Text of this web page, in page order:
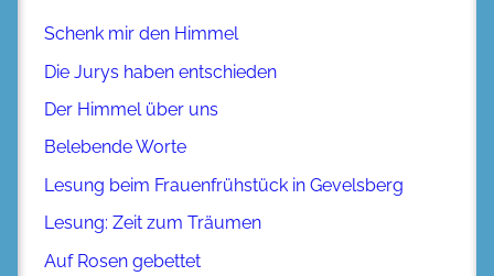
Schenk mir den Himmel
Die Jurys haben entschieden
Der Himmel über uns
Belebende Worte
Lesung beim Frauenfrühstück in Gevelsberg
Lesung: Zeit zum Träumen
Auf Rosen gebettet